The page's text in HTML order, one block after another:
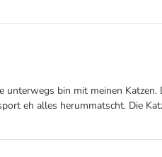
unterwegs bin mit meinen
eh alles herummatscht. Die